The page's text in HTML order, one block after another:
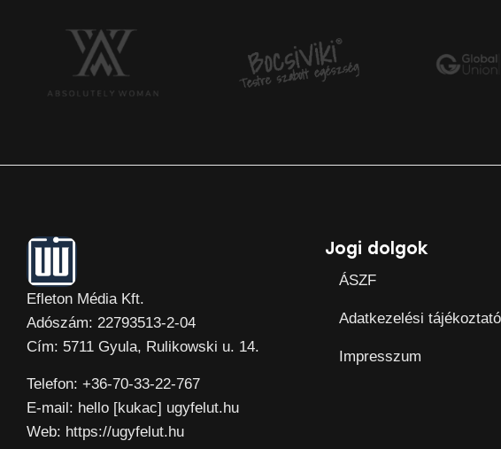
Efleton Média Kft.
Adószám: 22793513-2-04
Cím: 5711 Gyula, Rulikowski u. 14.
Telefon: +36-70-33-22-767
E-mail: hello [kukac] ugyfelut.hu
Web: https://ugyfelut.hu
Jogi dolgok
ÁSZF
Adatkezelési tájékoztató
Impresszum